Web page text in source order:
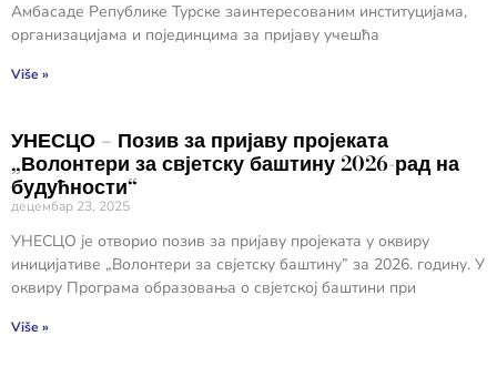
Амбасаде Републике Турске заинтересованим институцијама,
организацијама и појединцима за пријаву учешћа
Više »
УНЕСЦО – Позив за пријаву пројеката
„Волонтери за свјетску баштину 2026-рад на
будућности“
децембар 23, 2025
УНЕСЦО је отворио позив за пријаву пројеката у оквиру
иницијативе „Волонтери за свјетску баштину” за 2026. годину. У
оквиру Програма образовања о свјетској баштини при
Više »